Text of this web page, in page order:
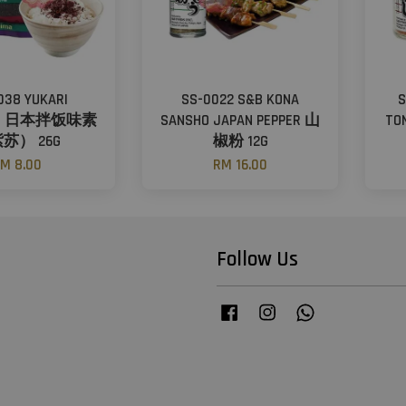
YUKARI
日本拌饭味素
） 26G
8.00
SS-0022 S&B KONA
SANSHO JAPAN PEPPER 山
椒粉 12G
RM 16.00
Follow Us
Facebook Instagram